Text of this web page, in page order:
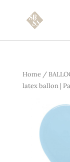
Home/
latex ballon |